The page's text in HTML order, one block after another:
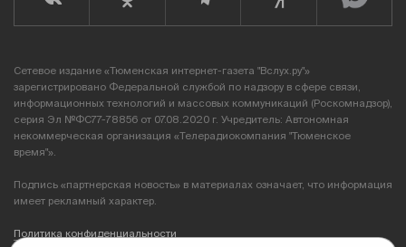
Сетевое издание «Тюменская интернет-газета "Вслух.ру"»
зарегистрировано Федеральной службой по надзору в сфере связи,
информационных технологий и массовых коммуникаций (Роскомнадзор),
серия Эл №ФС77-78856 от 07.08.2020 г. Учредитель: Автономная
некоммерческая организация «Телерадиокомпания "Тюменское
время"».
Подпись «партнерская новость» в материалах означает, что информация
имеет рекламный характер.
Политика конфиденциальности